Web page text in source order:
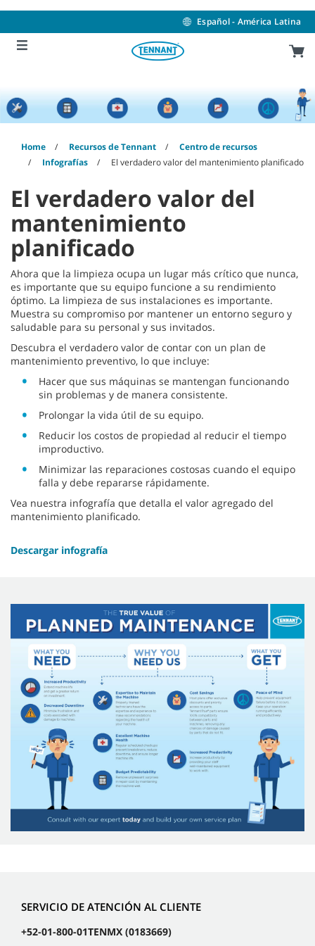
content
navigation
menu
Español - América Latina
Home Recursos de Tennant
Centro de recursos
Infografías
El verdadero valor del mantenimiento planificado
El verdadero valor del
mantenimiento
planificado
Ahora que la limpieza ocupa un lugar más crítico que nunca,
es importante que su equipo funcione a su rendimiento
óptimo. La limpieza de sus instalaciones es importante.
Muestra su compromiso por mantener un entorno seguro y
saludable para su personal y sus invitados.
Descubra el verdadero valor de contar con un plan de
mantenimiento preventivo, lo que incluye:
Hacer que sus máquinas se mantengan funcionando
sin problemas y de manera consistente.
Prolongar la vida útil de su equipo.
Reducir los costos de propiedad al reducir el tiempo
improductivo.
Minimizar las reparaciones costosas cuando el equipo
falla y debe repararse rápidamente.
Vea nuestra infografía que detalla el valor agregado del
mantenimiento planificado.
Descargar infografía
SERVICIO DE ATENCIÓN AL CLIENTE
+52-01-800-01TENMX (0183669)